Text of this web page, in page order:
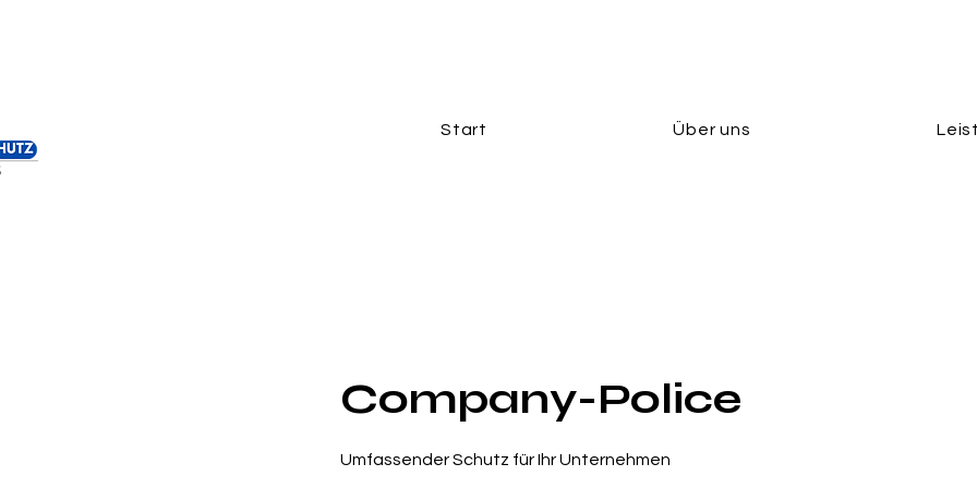
Start Über uns
Company-Police
Umfassender Schutz für Ihr Unternehmen